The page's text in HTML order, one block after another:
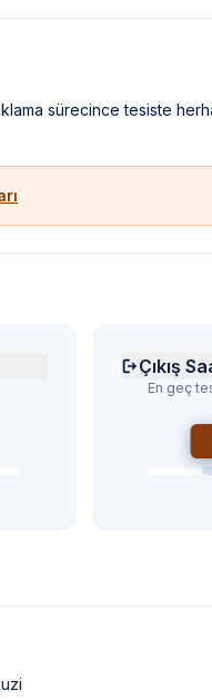
sürecince tesiste
Çıkış
En geç